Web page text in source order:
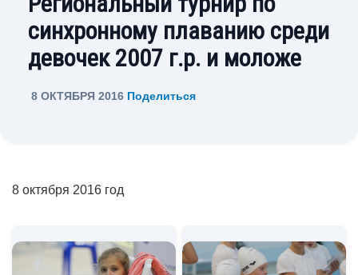
синхронному плаванию среди
девочек 2007 г.р. и моложе
8 ОКТЯБРЯ 2016 Поделиться
8 октября 2016 год